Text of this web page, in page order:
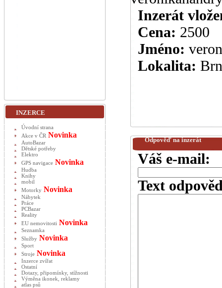
Inzerát
Cena: 2500
Jméno:
Lokalita:
Odpověď na inzerát
Váš e-mail:
Text
INZERCE
Úvodní strana
Akce v ČR Novinka
AutoBazar
Dětské potřeby
Elektro
GPS navigace Novinka
Hudba
Knihy
mobil
Motorky Novinka
Nábytek
Práce
PCBazar
Reality
EU nemovitosti Novinka
Seznamka
Služby Novinka
Sport
Stroje Novinka
Inzerce zvířat
Ostatní
Dotazy, připomínky, stížnosti
Výměna ikonek, reklamy
atlas psů